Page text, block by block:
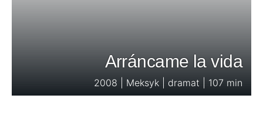
Arráncame la vida
2008 | Meksyk | dramat | 107 min